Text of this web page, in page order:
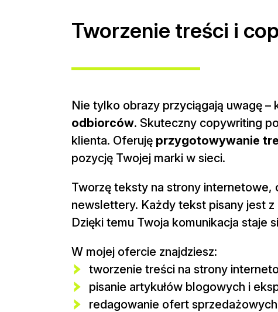
Tworzenie treści i
Nie tylko obrazy przyciągają uwagę
odbiorców. Skuteczny copywriting
klienta. Oferuję przygotowywanie
pozycję Twojej marki w sieci.
Tworzę teksty na strony internetowe,
newslettery. Każdy tekst pisany jest
Dzięki temu Twoja komunikacja staje
W mojej ofercie znajdziesz:
tworzenie treści na strony
pisanie artykułów blogowych i
redagowanie ofert